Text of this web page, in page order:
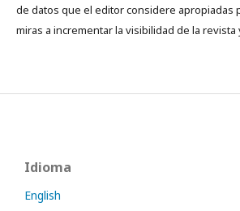
de datos que el editor considere apropiadas
miras a incrementar la visibilidad de la revista
Idioma
English